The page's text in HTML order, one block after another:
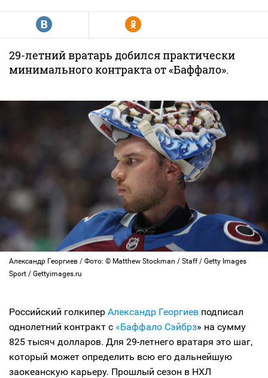
R Y
29-летний вратарь добился практически
минимального контракта от «Баффало».
Александр Георгиев / Фото: © Matthew Stockman / Staff / Getty Images
Sport / Gettyimages.ru
Российский голкипер Александр Георгиев подписал
однолетний контракт с «Баффало Сэйбрз» на сумму
825 тысяч долларов. Для 29-летнего вратаря это шаг,
который может определить всю его дальнейшую
заокеанскую карьеру. Прошлый сезон в НХЛ